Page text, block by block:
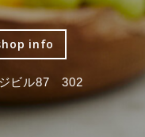
info
ビル87 302